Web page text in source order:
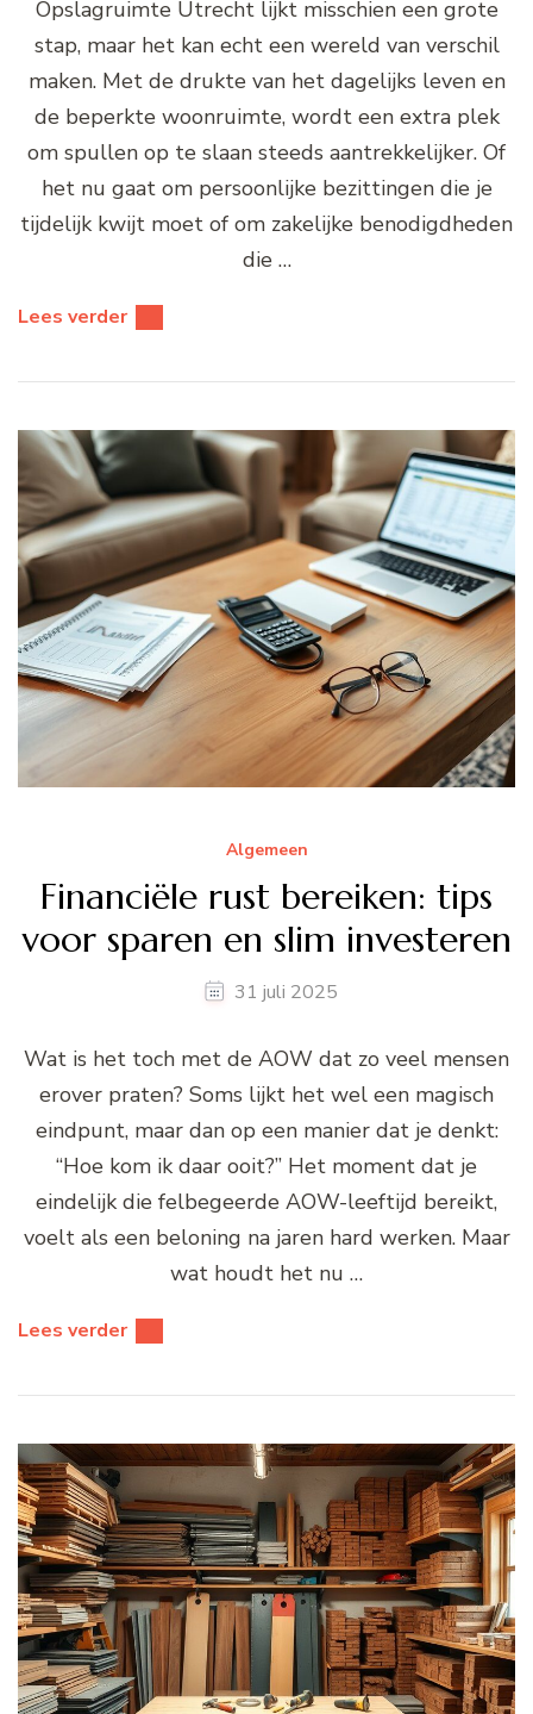
Opslagruimte Utrecht lijkt misschien een grote
stap, maar het kan echt een wereld van verschil
maken. Met de drukte van het dagelijks leven en
de beperkte woonruimte, wordt een extra plek
om spullen op te slaan steeds aantrekkelijker. Of
het nu gaat om persoonlijke bezittingen die je
tijdelijk kwijt moet of om zakelijke benodigdheden
die …
Lees verder
Algemeen
Financiële rust bereiken: tips
voor sparen en slim investeren
31 juli 2025
Wat is het toch met de AOW dat zo veel mensen
erover praten? Soms lijkt het wel een magisch
eindpunt, maar dan op een manier dat je denkt:
“Hoe kom ik daar ooit?” Het moment dat je
eindelijk die felbegeerde AOW-leeftijd bereikt,
voelt als een beloning na jaren hard werken. Maar
wat houdt het nu …
Lees verder